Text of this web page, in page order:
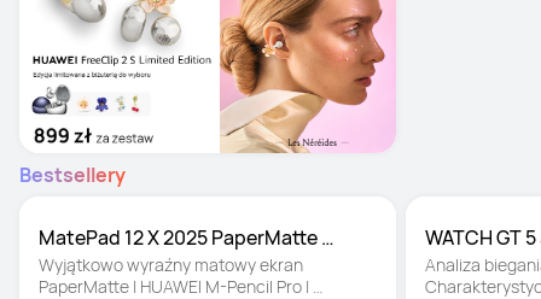
Bestsellery
MatePad 12 X 2025 PaperMatte
12/256GB
Wyjątkowo wyraźny matowy ekran
PaperMatte | HUAWEI M-Pencil Pro |
WATCH GT
Analiza